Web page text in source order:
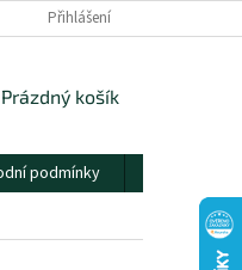
Přihlášení
NÁKUPNÍ
Prázdný košík
podmínky